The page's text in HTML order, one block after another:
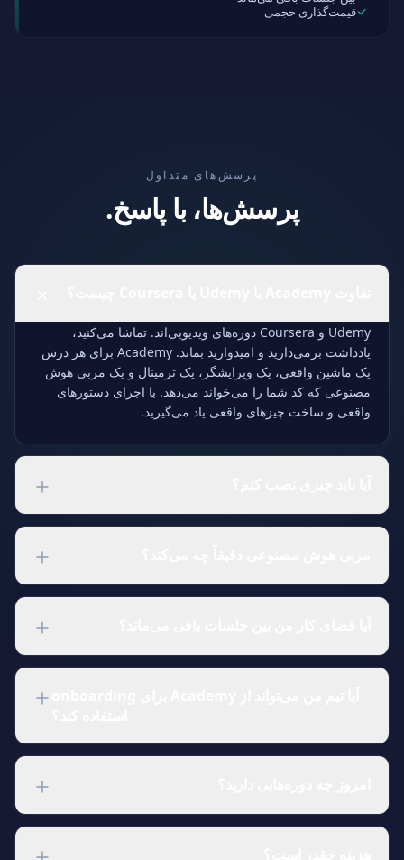
قیمت‌گذاری حجمی
پرسش‌های متداول
پرسش‌ها، با پاسخ.
Udemy و Coursera دوره‌های ویدیویی‌اند. تماشا می‌کنید،
یادداشت برمی‌دارید و امیدوارید بماند. Academy برای هر درس
یک ماشین واقعی، یک ویرایشگر، یک ترمینال و یک مربی هوش
مصنوعی که کد شما را می‌خواند می‌دهد. با اجرای دستورهای
واقعی و ساخت چیزهای واقعی یاد می‌گیرید.
نه. وارد شوید، یک دوره انتخاب کنید و فضای کارتان در مرورگر
کار می‌کند.
درسی که در آن هستید، فایلی که ویرایش می‌کنید و آن‌چه همین
عمومی. درس را برایتان حل نمی‌کند، اما از بن‌بست بیرونتان
می‌آورد.
بله. هر ثبت‌نام فضای کار خودش را دارد که در طول دوره باقی
بله. حساب‌های تیمی به شما اجازه می‌دهند دوره اختصاص دهید،
stack ناآشنا عالی است.
Python، Go، Linux، Bash، Docker، Kubernetes،